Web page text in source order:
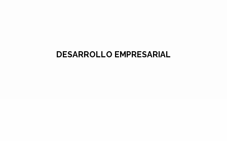
DESARROLLO EMPRESARIAL